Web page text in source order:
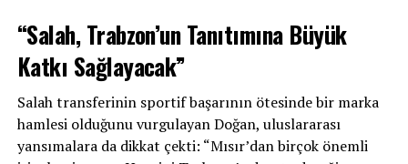
“Salah, Trabzon’un Tanıtımına Büyük
Katkı Sağlayacak”
Salah transferinin sportif başarının ötesinde bir marka
hamlesi olduğunu vurgulayan Doğan, uluslararası
yansımalara da dikkat çekti: “Mısır’dan birçok önemli